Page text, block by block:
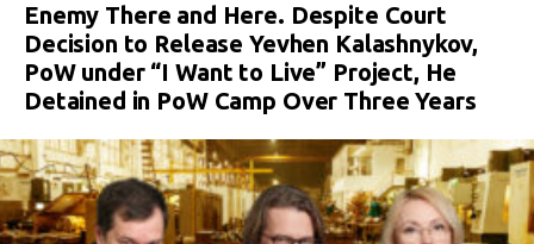
Enemy There and Here. Despite Court
Decision to Release Yevhen Kalashnykov,
PoW under “I Want to Live” Project, He
Detained in PoW Camp Over Three Years